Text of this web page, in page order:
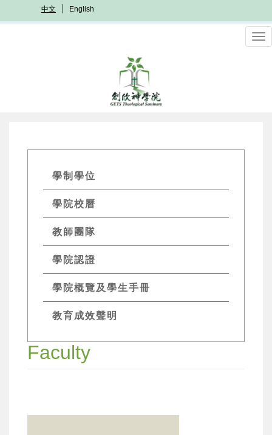
至
中文 English
GETs
Academics
Menu
學制學位
學院校曆
教師團隊
學院認證
學院概覽及學生手冊
教育成效聲明
Faculty